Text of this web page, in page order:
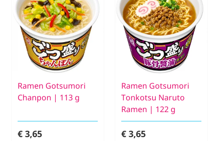
Ramen Gotsumori
Chanpon | 113 g
€ 3,65
Ramen Gotsumori
Tonkotsu Naruto
Ramen | 122 g
€ 3,65